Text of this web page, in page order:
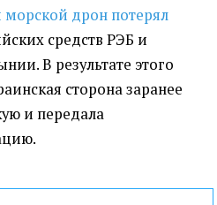
морской дрон потерял
средств РЭБ и
В результате этого
сторона заранее
и передала